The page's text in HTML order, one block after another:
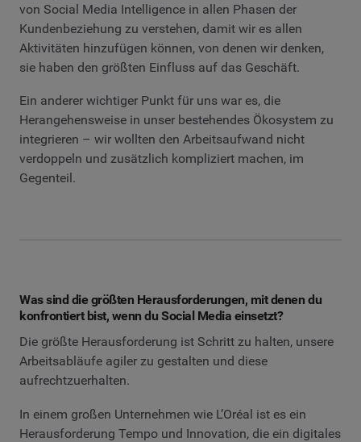
von Social Media Intelligence in allen Phasen der
Kundenbeziehung zu verstehen, damit wir es allen
Aktivitäten hinzufügen können, von denen wir denken,
sie haben den größten Einfluss auf das Geschäft.
Ein anderer wichtiger Punkt für uns war es, die
Herangehensweise in unser bestehendes Ökosystem zu
integrieren – wir wollten den Arbeitsaufwand nicht
verdoppeln und zusätzlich kompliziert machen, im
Gegenteil.
Was sind die größten Herausforderungen, mit denen du
konfrontiert bist, wenn du Social Media einsetzt?
Die größte Herausforderung ist Schritt zu halten, unsere
Arbeitsabläufe agiler zu gestalten und diese
aufrechtzuerhalten.
In einem großen Unternehmen wie L’Oréal ist es ein
Herausforderung Tempo und Innovation, die ein digitales